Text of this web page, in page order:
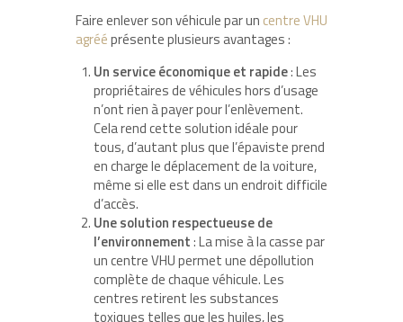
Faire enlever son véhicule par un centre VHU
agrééprésente plusieurs avantages :
Un service économique et rapide: Les
propriétaires de véhicules hors d’usage
n’ont rien à payer pour l’enlèvement.
Cela rend cette solution idéale pour
tous, d’autant plus que l’épaviste prend
en charge le déplacement de la voiture,
même si elle est dans un endroit difficile
d’accès.
Une solution respectueuse de
l’environnement: La mise à la casse par
un centre VHU permet une dépollution
complète de chaque véhicule. Les
centres retirent les substances
toxiques telles que les huiles, les